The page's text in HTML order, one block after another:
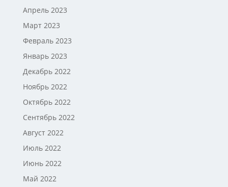
Апрель 2023
Март 2023
Февраль 2023
Январь 2023
Декабрь 2022
Ноябрь 2022
Октябрь 2022
Сентябрь 2022
Август 2022
Июль 2022
Июнь 2022
Май 2022